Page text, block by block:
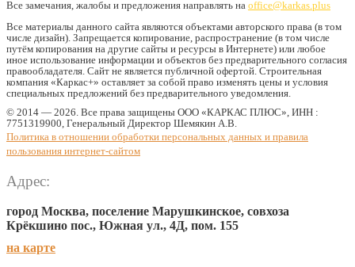
Все замечания, жалобы и предложения направлять на office@karkas.plus
Все материалы данного сайта являются объектами авторского права (в том
числе дизайн). Запрещается копирование, распространение (в том числе
путём копирования на другие сайты и ресурсы в Интернете) или любое
иное использование информации и объектов без предварительного согласия
правообладателя. Cайт не является публичной офертой. Строительная
компания «Каркас+» оставляет за собой право изменять цены и условия
специальных предложений без предварительного уведомления.
© 2014 — 2026. Все права защищены ООО «КАРКАС ПЛЮС», ИНН :
7751319900, Генеральный Директор Шемякин А.В.
Политика в отношении обработки персональных данных и правила
пользования интернет-сайтом
Адрес:
город Москва, поселение Марушкинское, совхоза
Крёкшино пос., Южная ул., 4Д, пом. 155
на карте